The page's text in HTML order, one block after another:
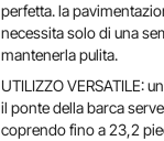
perfetta. la
necessita solo di una
mantenerla pulita.
UTILIZZO VERSATILE:
il ponte della barca
coprendo fino a 23,2